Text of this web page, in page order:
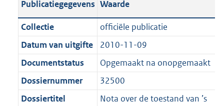
i
e
i
n
f
3
K
b
t
i
e
i
n
:
K
b
a
t
i
e
i
e
3
K
b
c
a
t
i
e
t
:
1
K
b
a
n
d
s
g
r
o
o
a
n
d
s
g
r
o
Publicatiegegevens Waarde
Collectie
officiële publicatie
Datum van uitgifte
2010-11-09
Documentstatus
Opgemaakt na onopgemaakt
Dossiernummer
32500
Dossiertitel
Nota over de toestand van ’s